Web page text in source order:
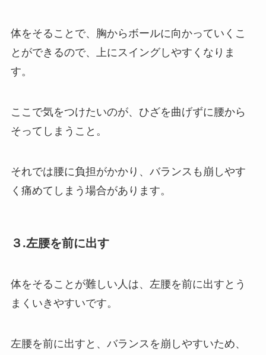
体をそることで、胸からボールに向かっていくこ
とができるので、上にスイングしやすくなりま
す。
ここで気をつけたいのが、ひざを曲げずに腰から
そってしまうこと。
それでは腰に負担がかかり、バランスも崩しやす
く痛めてしまう場合があります。
３.左腰を前に出す
体をそることが難しい人は、左腰を前に出すとう
まくいきやすいです。
左腰を前に出すと、バランスを崩しやすいため、